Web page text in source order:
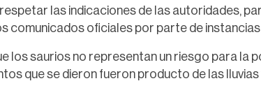
las indicaciones de las autoridades,
comunicados oficiales por parte de
los saurios no representan un riesgo para la
que se dieron fueron producto de las